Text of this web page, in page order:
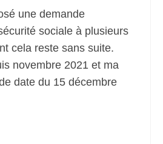
une demande
sociale à plusieurs
cela reste sans suite.
novembre 2021 et ma
date du 15 décembre